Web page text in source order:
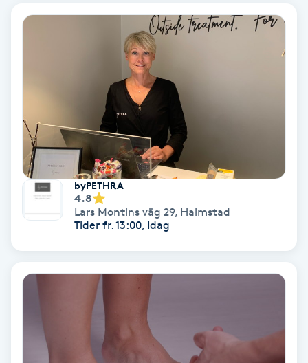
Skönhet
Slingor
Sockring
Spa manikyr & pedikyr
Spa-manikyr
byPETHRA
4.8
Lars Montins väg 29, Halmstad
Tider fr. 13:00, Idag